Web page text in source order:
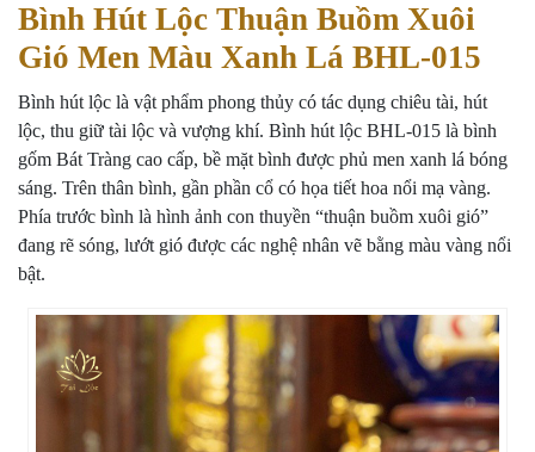
Bình Hút Lộc Thuận Buồm Xuôi
Gió Men Màu Xanh Lá BHL-015
Bình hút lộc là vật phẩm phong thủy có tác dụng chiêu tài, hút
lộc, thu giữ tài lộc và vượng khí. Bình hút lộc BHL-015 là bình
gốm Bát Tràng cao cấp, bề mặt bình được phủ men xanh lá bóng
sáng. Trên thân bình, gần phần cổ có họa tiết hoa nổi mạ vàng.
Phía trước bình là hình ảnh con thuyền “thuận buồm xuôi gió”
đang rẽ sóng, lướt gió được các nghệ nhân vẽ bằng màu vàng nổi
bật.